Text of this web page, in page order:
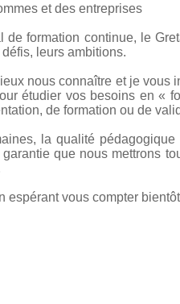
et des entreprises
de formation continue, le
leurs ambitions.
nous connaître et je
étudier vos besoins en «
de formation ou de
la qualité
que nous mettrons
espérant vous compter